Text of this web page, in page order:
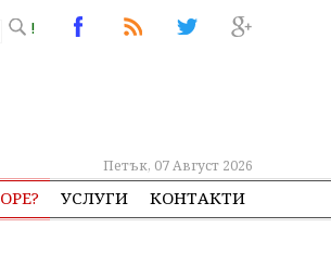
!
Петък, 07 Август 2026
УСЛУГИ КОНТАКТИ